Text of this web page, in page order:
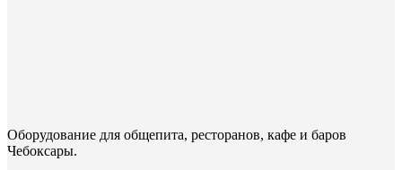
Оборудование для общепита, ресторанов, кафе и баров
Чебоксары.